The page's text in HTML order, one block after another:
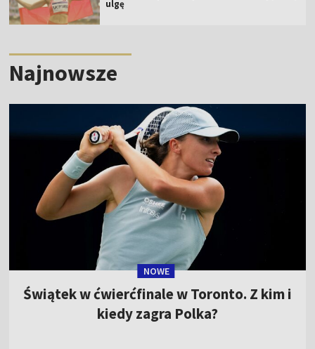
ulgę
Najnowsze
NOWE
Świątek w ćwierćfinale w Toronto. Z kim i
kiedy zagra Polka?